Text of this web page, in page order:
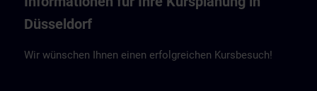
Düsseldorf
Wir wünschen Ihnen einen erfolgreichen Kursbesuch!